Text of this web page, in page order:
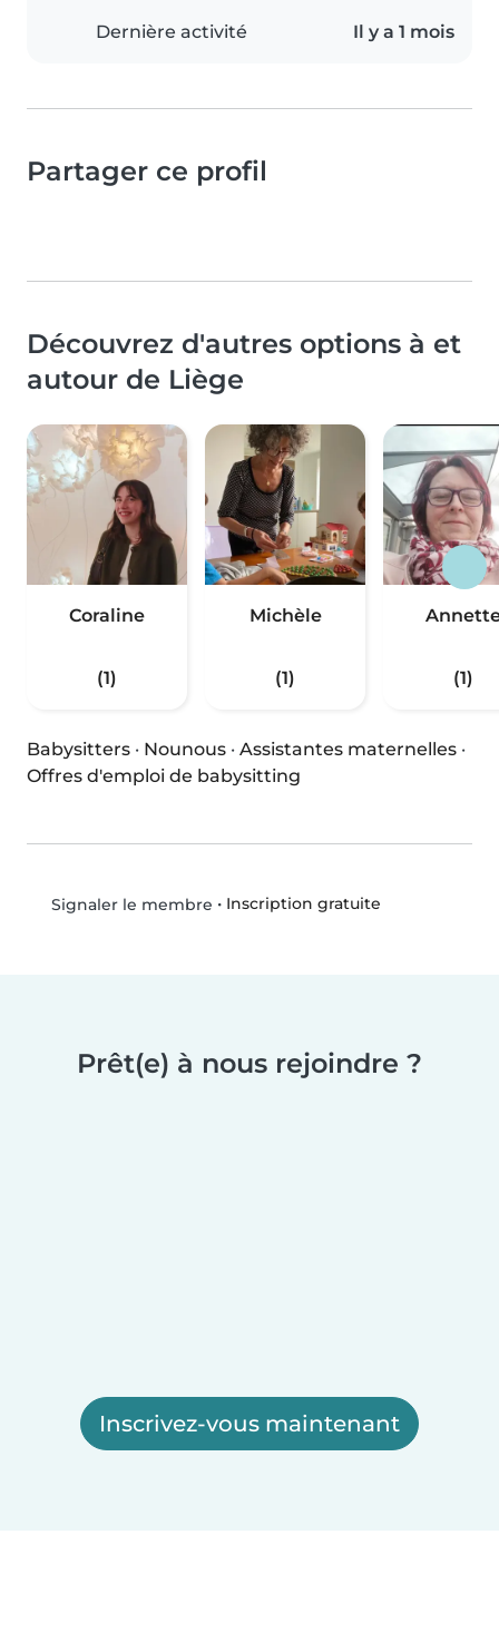
Dernière activité Il y a 1 mois
Partager ce profil
Découvrez d'autres options à et
autour de Liège
Coraline
(1)
Michèle
(1) (1)
Babysitters · Nounous · Assistantes maternelles ·
Offres d'emploi de babysitting
Signaler le membre • Inscription gratuite
Prêt(e) à nous rejoindre ?
Inscrivez-vous maintenant